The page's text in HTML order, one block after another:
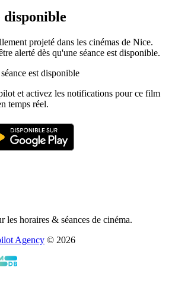
disponible
projeté dans les cinémas de Nice.
alerté dès qu'une séance est disponible.
est disponible
et activez les notifications pour ce film
temps réel.
horaires & séances de cinéma.
Agency © 2026